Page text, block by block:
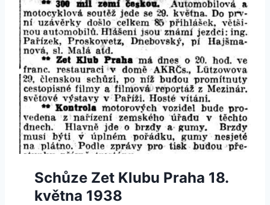
Schůze Zet Klubu Praha 18.
května 1938